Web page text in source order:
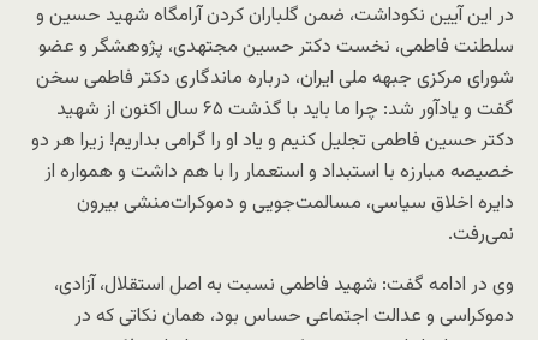
در این آیین نکوداشت، ضمن گلباران کردن آرامگاه شهید حسین و
سلطنت فاطمی، نخست دکتر حسین مجتهدی، پژوهشگر و عضو
شورای مرکزی جبهه ملی ایران، درباره ماندگاری دکتر فاطمی سخن
گفت و یادآور شد: چرا ما باید با گذشت ۶۵ سال اکنون از شهید
دکتر حسین فاطمی تجلیل کنیم و یاد او را گرامی بداریم! زیرا هر دو
خصیصه مبارزه با استبداد و استعمار را با هم داشت و همواره از
دایره اخلاق سیاسی، مسالمت‌جویی و دموکرات‌منشی بیرون
نمی‌رفت.
وی در ادامه گفت:‌ شهید فاطمی نسبت به اصل استقلال، آزادی،
دموکراسی و عدالت اجتماعی حساس بود، همان نکاتی که در